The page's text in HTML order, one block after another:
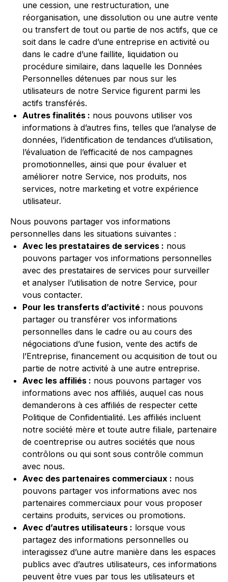
une cession, une restructuration, une
réorganisation, une dissolution ou une autre vente
ou transfert de tout ou partie de nos actifs, que ce
soit dans le cadre d’une entreprise en activité ou
dans le cadre d’une faillite, liquidation ou
procédure similaire, dans laquelle les Données
Personnelles détenues par nous sur les
utilisateurs de notre Service figurent parmi les
actifs transférés.
Autres finalités : nous pouvons utiliser vos
informations à d’autres fins, telles que l’analyse de
données, l’identification de tendances d’utilisation,
l’évaluation de l’efficacité de nos campagnes
promotionnelles, ainsi que pour évaluer et
améliorer notre Service, nos produits, nos
services, notre marketing et votre expérience
utilisateur.
Nous pouvons partager vos informations
personnelles dans les situations suivantes :
Avec les prestataires de services : nous
pouvons partager vos informations personnelles
avec des prestataires de services pour surveiller
et analyser l’utilisation de notre Service, pour
vous contacter.
Pour les transferts d’activité : nous pouvons
partager ou transférer vos informations
personnelles dans le cadre ou au cours des
négociations d’une fusion, vente des actifs de
l’Entreprise, financement ou acquisition de tout ou
partie de notre activité à une autre entreprise.
Avec les affiliés : nous pouvons partager vos
informations avec nos affiliés, auquel cas nous
demanderons à ces affiliés de respecter cette
Politique de Confidentialité. Les affiliés incluent
notre société mère et toute autre filiale, partenaire
de coentreprise ou autres sociétés que nous
contrôlons ou qui sont sous contrôle commun
avec nous.
Avec des partenaires commerciaux : nous
pouvons partager vos informations avec nos
partenaires commerciaux pour vous proposer
certains produits, services ou promotions.
Avec d’autres utilisateurs : lorsque vous
partagez des informations personnelles ou
interagissez d’une autre manière dans les espaces
publics avec d’autres utilisateurs, ces informations
peuvent être vues par tous les utilisateurs et